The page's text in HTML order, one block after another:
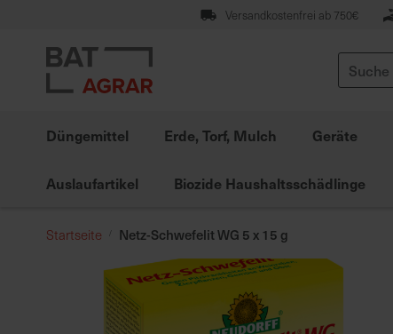
springen
Versandkostenfrei ab 750€
Suche
Düngemittel Erde, Torf, Mulch Geräte
Auslaufartikel Biozide Haushaltsschädlinge
Startseite Netz-Schwefelit WG 5 x 15 g